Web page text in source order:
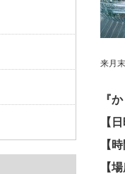
来月
『
【
【
【